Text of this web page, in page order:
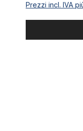
Prezzi incl. IVA